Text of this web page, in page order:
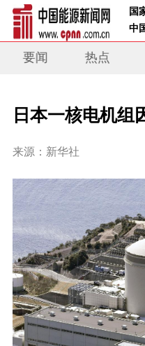
国
中
要闻 热点
日本一核电机组
来源：新华社